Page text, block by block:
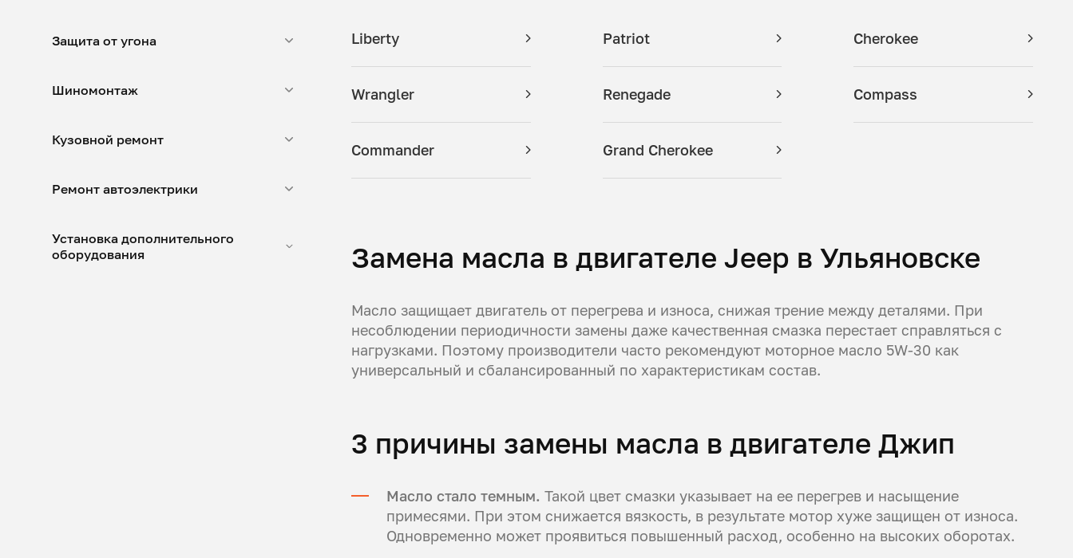
Защита от угона
Шиномонтаж
Кузовной ремонт
Ремонт автоэлектрики
Установка дополнительного
оборудования
Liberty Patriot Cherokee
Wrangler Renegade Compass
Commander Grand Cherokee
Замена масла в двигателе Jeep в Ульяновске
Масло защищает двигатель от перегрева и износа, снижая трение между деталями. При
несоблюдении периодичности замены даже качественная смазка перестает справляться с
нагрузками. Поэтому производители часто рекомендуют моторное масло 5W‑30 как
универсальный и сбалансированный по характеристикам состав.
3 причины замены масла в двигателе Джип
Масло стало темным. Такой цвет смазки указывает на ее перегрев и насыщение
примесями. При этом снижается вязкость, в результате мотор хуже защищен от износа.
Одновременно может проявиться повышенный расход, особенно на высоких оборотах.